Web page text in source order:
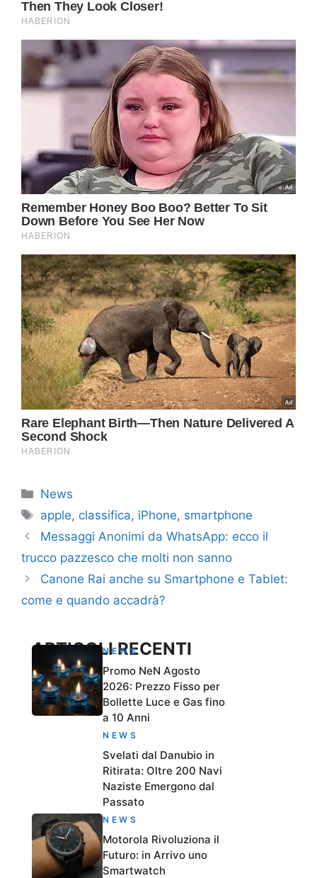
Categorie
News
Tag
apple, classifica, iPhone, smartphone
Messaggi Anonimi da WhatsApp: ecco il
trucco pazzesco che molti non sanno
Canone Rai anche su Smartphone e Tablet:
come e quando accadrà?
ARTICOLI RECENTI
NEWS
Promo NeN Agosto
2026: Prezzo Fisso per
Bollette Luce e Gas fino
a 10 Anni
NEWS
Svelati dal Danubio in
Ritirata: Oltre 200 Navi
Naziste Emergono dal
Passato
NEWS
Motorola Rivoluziona il
Futuro: in Arrivo uno
Smartwatch